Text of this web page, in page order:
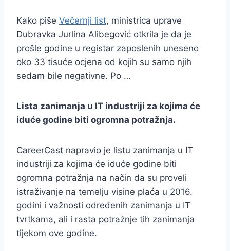
Kako piše Večernji list, ministrica uprave
Dubravka Jurlina Alibegović otkrila je da je
prošle godine u registar zaposlenih uneseno
oko 33 tisuće ocjena od kojih su samo njih
sedam bile negativne. Po …
Lista zanimanja u IT industriji za kojima će
iduće godine biti ogromna potražnja.
CareerCast napravio je listu zanimanja u IT
industriji za kojima će iduće godine biti
ogromna potražnja na način da su proveli
istraživanje na temelju visine plaća u 2016.
godini i važnosti određenih zanimanja u IT
tvrtkama, ali i rasta potražnje tih zanimanja
tijekom ove godine.